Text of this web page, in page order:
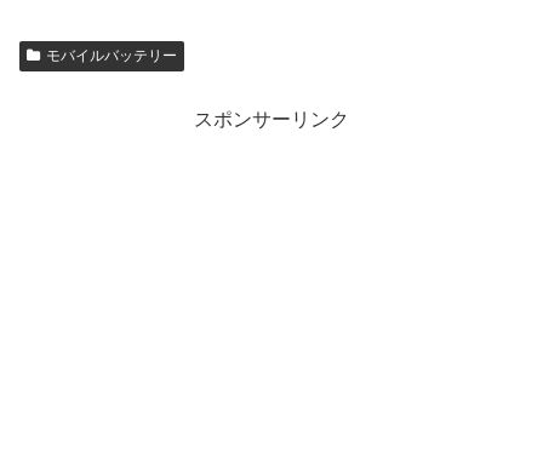
モバイルバッテリー
スポンサーリンク